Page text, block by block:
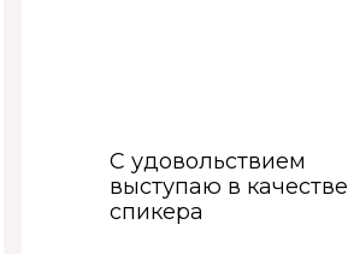
С удовольствием
выступаю в качестве
спикера